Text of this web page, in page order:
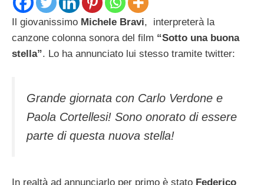
Il giovanissimo Michele Bravi, interpreterà la
canzone colonna sonora del film “Sotto una buona
stella”. Lo ha annunciato lui stesso tramite twitter:
Grande giornata con Carlo Verdone e
Paola Cortellesi! Sono onorato di essere
parte di questa nuova stella!
In realtà ad annunciarlo per primo è stato Federico